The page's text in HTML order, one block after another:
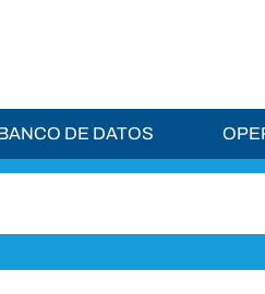
DE DATOS